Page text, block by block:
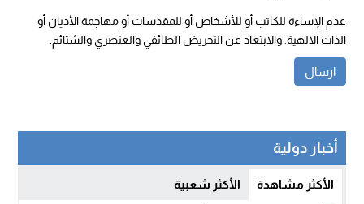
عدم الإساءة للكاتب أو للأشخاص أو للمقدسات أو مهاجمة الأديان أو
الذات الالهية. والابتعاد عن التحريض الطائفي والعنصري والشتائم.
أخبار دولية
الأكثر مشاهدة الأكثر شعبية